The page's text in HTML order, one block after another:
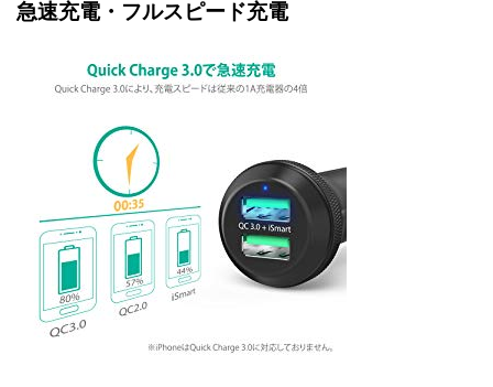
急速充電・フルスピード充電